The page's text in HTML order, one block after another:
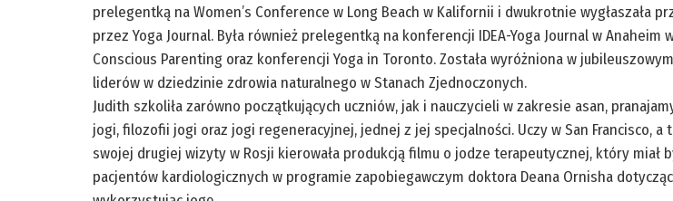
prelegentką na Women’s Conference w Long Beach w Kalifornii i dwukrotnie
przez Yoga Journal. Była również prelegentką na konferencji IDEA-Yoga Journal w
Conscious Parenting oraz konferencji Yoga in Toronto. Została wyróżniona w
liderów w dziedzinie zdrowia naturalnego w Stanach Zjednoczonych.
Judith szkoliła zarówno początkujących uczniów, jak i nauczycieli w zakresie asan,
jogi, filozofii jogi oraz jogi regeneracyjnej, jednej z jej specjalności. Uczy w San Francisco, a
swojej drugiej wizyty w Rosji kierowała produkcją filmu o jodze terapeutycznej, który miał
pacjentów kardiologicznych w programie zapobiegawczym doktora Deana Ornisha